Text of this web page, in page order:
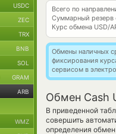
Всего по
Суммарный резерв
Курс обмена USD/
Обмены наличных
фиксирования
сервисом в
Обмен Cash
В приведенной
совершить
определения
USDC
ZEC
TRX
BNB
SOL
GRAM
ARB
WMZ